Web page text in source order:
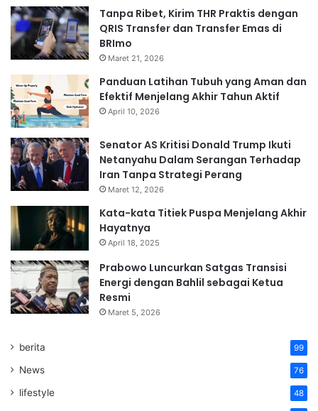
Tanpa Ribet, Kirim THR Praktis dengan
QRIS Transfer dan Transfer Emas di
BRImo
Maret 21, 2026
Panduan Latihan Tubuh yang Aman dan
Efektif Menjelang Akhir Tahun Aktif
April 10, 2026
Senator AS Kritisi Donald Trump Ikuti
Netanyahu Dalam Serangan Terhadap
Iran Tanpa Strategi Perang
Maret 12, 2026
Kata-kata Titiek Puspa Menjelang Akhir
Hayatnya
April 18, 2025
Prabowo Luncurkan Satgas Transisi
Energi dengan Bahlil sebagai Ketua
Resmi
Maret 5, 2026
berita 99
News 76
lifestyle 48